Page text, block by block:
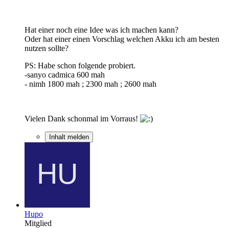
Hat einer noch eine Idee was ich machen kann?
Oder hat einer einen Vorschlag welchen Akku ich am besten
nutzen sollte?
PS: Habe schon folgende probiert.
-sanyo cadmica 600 mah
- nimh 1800 mah ; 2300 mah ; 2600 mah
Vielen Dank schonmal im Vorraus!
Inhalt melden
Hupo
Mitglied